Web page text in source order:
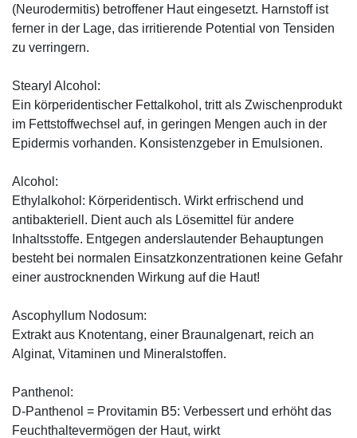
(Neurodermitis) betroffener Haut eingesetzt. Harnstoff ist
ferner in der Lage, das irritierende Potential von Tensiden
zu verringern.
Stearyl Alcohol:
Ein körperidentischer Fettalkohol, tritt als Zwischenprodukt
im Fettstoffwechsel auf, in geringen Mengen auch in der
Epidermis vorhanden. Konsistenzgeber in Emulsionen.
Alcohol:
Ethylalkohol: Körperidentisch. Wirkt erfrischend und
antibakteriell. Dient auch als Lösemittel für andere
Inhaltsstoffe. Entgegen anderslautender Behauptungen
besteht bei normalen Einsatzkonzentrationen keine Gefahr
einer austrocknenden Wirkung auf die Haut!
Ascophyllum Nodosum:
Extrakt aus Knotentang, einer Braunalgenart, reich an
Alginat, Vitaminen und Mineralstoffen.
Panthenol:
D-Panthenol = Provitamin B5: Verbessert und erhöht das
Feuchthaltevermögen der Haut, wirkt